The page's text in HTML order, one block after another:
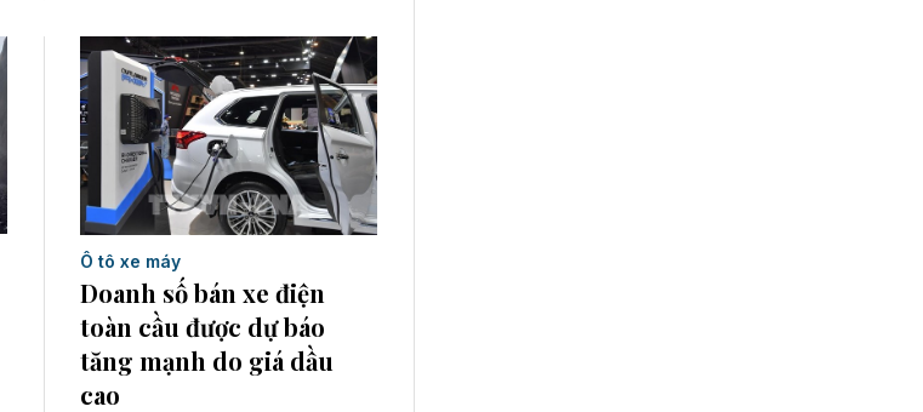
Ô tô xe máy
Doanh số bán xe điện
toàn cầu được dự báo
tăng mạnh do giá dầu
cao